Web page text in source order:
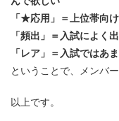
「★応用」＝上位帯向け
「頻出」＝入試によく
「レア」＝入試ではあ
ということで、メンバ
以上です。